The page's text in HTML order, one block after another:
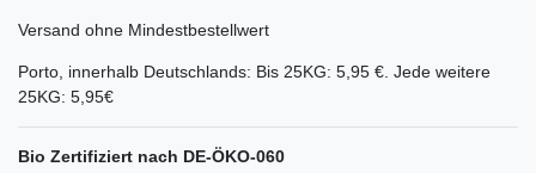
Versand ohne Mindestbestellwert
Porto, innerhalb Deutschlands: Bis 25KG: 5,95 €. Jede weitere
25KG: 5,95€
Bio Zertifiziert nach DE-ÖKO-060